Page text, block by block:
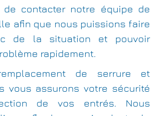
contacter notre équipe de
afin que nous puissions faire
de la situation et pouvoir
rapidement.
de serrure et
vous assurons votre sécurité
de vos entrés. Nous